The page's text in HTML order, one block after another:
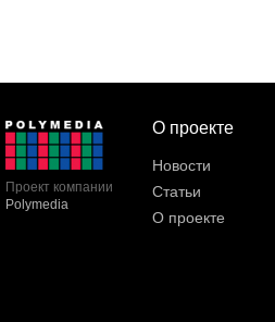
Проект компании
Polymedia
О проекте
Новости
Статьи
О проекте